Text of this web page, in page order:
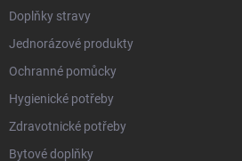
Doplňky stravy
Jednorázové produkty
Ochranné pomůcky
Hygienické potřeby
Zdravotnické potřeby
Bytové doplňky